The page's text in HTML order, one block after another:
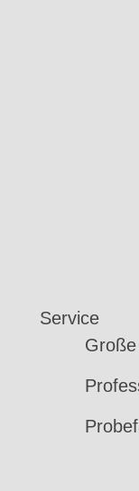
Service